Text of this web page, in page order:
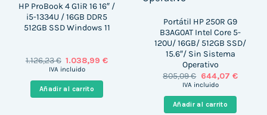
HP ProBook 4 G1iR 16 16″ /
i5-1334U / 16GB DDR5
512GB SSD Windows 11
1.126,23€ El
precio
era:
1.126,23 €.
1.038,99€El
IVA incluido
Añadir al carrito
Portátil HP 250R G9
B3AG0AT Intel Core 5-
120U/ 16GB/ 512GB SSD/
15.6″/ Sin Sistema
Operativo
805,09€ El
precio
era:
805,09 €.
644,07 €El
IVA incluido
Añadir al carrito